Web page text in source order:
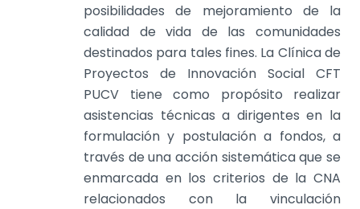
posibilidades de mejoramiento de la
calidad de vida de las comunidades
destinados para tales fines. La Clínica de
Proyectos de Innovación Social CFT
PUCV tiene como propósito realizar
asistencias técnicas a dirigentes en la
formulación y postulación a fondos, a
través de una acción sistemática que se
enmarcada en los criterios de la CNA
relacionados con la vinculación